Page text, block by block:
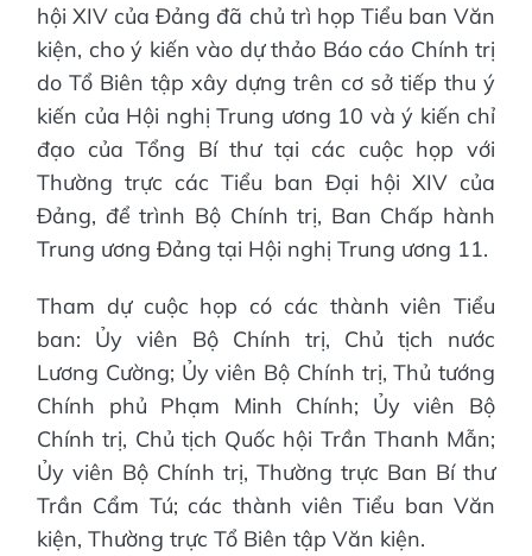
hội XIV của Đảng đã chủ trì họp Tiểu ban Văn
kiện, cho ý kiến vào dự thảo Báo cáo Chính trị
do Tổ Biên tập xây dựng trên cơ sở tiếp thu ý
kiến của Hội nghị Trung ương 10 và ý kiến chỉ
đạo của Tổng Bí thư tại các cuộc họp với
Thường trực các Tiểu ban Đại hội XIV của
Đảng, để trình Bộ Chính trị, Ban Chấp hành
Trung ương Đảng tại Hội nghị Trung ương 11.
Tham dự cuộc họp có các thành viên Tiểu
ban: Ủy viên Bộ Chính trị, Chủ tịch nước
Lương Cường; Ủy viên Bộ Chính trị, Thủ tướng
Chính phủ Phạm Minh Chính; Ủy viên Bộ
Chính trị, Chủ tịch Quốc hội Trần Thanh Mẫn;
Ủy viên Bộ Chính trị, Thường trực Ban Bí thư
Trần Cẩm Tú; các thành viên Tiểu ban Văn
kiện, Thường trực Tổ Biên tập Văn kiện.